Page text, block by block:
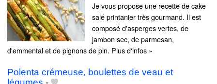
Je vous propose une recette de cake
salé printanier très gourmand. Il est
composé d'asperges vertes, de
jambon sec, de parmesan,
d'emmental et de pignons de pin. Plus d'infos »
Polenta crémeuse, boulettes de veau et